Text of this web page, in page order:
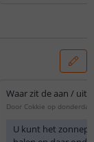
Waar zit de aan /
Door Cokkie op
U kunt het